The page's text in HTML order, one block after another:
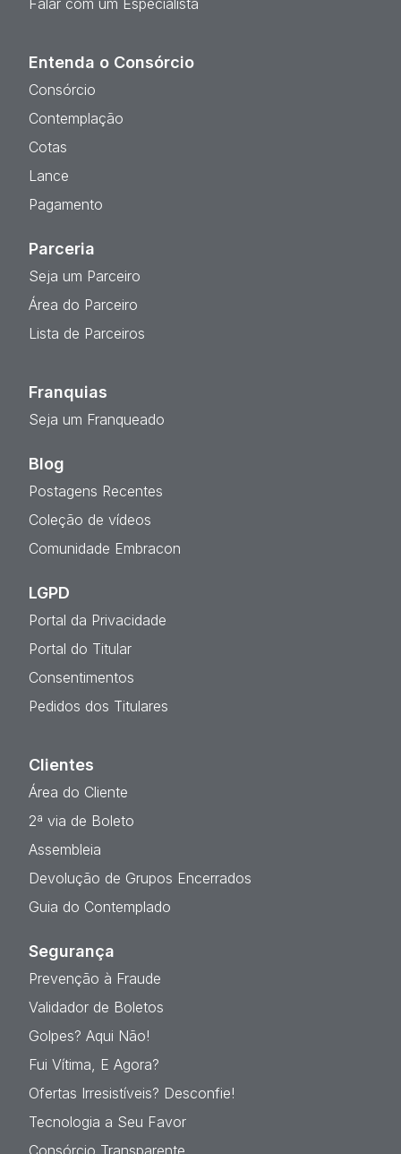
Falar com um Especialista
Entenda o Consórcio
Consórcio
Contemplação
Cotas
Lance
Pagamento
Parceria
Seja um Parceiro
Área do Parceiro
Lista de Parceiros
Franquias
Seja um Franqueado
Blog
Postagens Recentes
Coleção de vídeos
Comunidade Embracon
LGPD
Portal da Privacidade
Portal do Titular
Consentimentos
Pedidos dos Titulares
Clientes
Área do Cliente
2ª via de Boleto
Assembleia
Devolução de Grupos Encerrados
Guia do Contemplado
Segurança
Prevenção à Fraude
Validador de Boletos
Golpes? Aqui Não!
Fui Vítima, E Agora?
Ofertas Irresistíveis? Desconfie!
Tecnologia a Seu Favor
Consórcio Transparente